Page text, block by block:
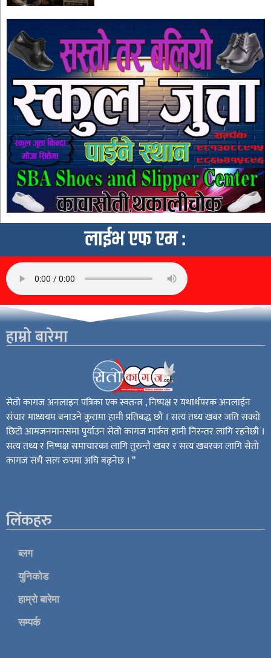
लाईभ एफ एम :
हाम्रो बारेमा
सेतो कागज अनलाइन पत्रिका एक स्वतन्त्र , निष्पक्ष र यथार्थपरक अनलाईन
संचार माध्ययम बनाउने कुरामा हामी प्रतिबद्ध छौ । सत्य तथ्य खबर जति सक्दो
छिटो आमजनमानसमा पुर्याउन सेतो कागज मार्फत हामी निरन्तर लागि रहनेछौ ।
सत्य तथ्य र निष्पक्ष समाचारका लागि तुरुन्तै खबर र सत्य खबरका लागि सेतो
कागज सधै सत्य रुपमा अघि बढ्नेछ । “
लिंकहरु
ब्लग
युनिकोड
हाम्रो बारेमा
सम्पर्क